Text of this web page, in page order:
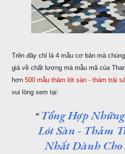
Trên đây chỉ là 4 mẫu cơ bản mà
giá về chất lượng mà mẫu mã của
hơn 500 mẫu thảm lót sàn - thảm trải
vui lòng xem tại:
Tổng Hợp
Lót Sàn - Thảm
Nhất Dành Cho